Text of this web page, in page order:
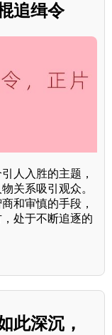
追缉令
人入胜的主题，
关系吸引观众。
和审慎的手段，
处于不断追逐的
此深沉，